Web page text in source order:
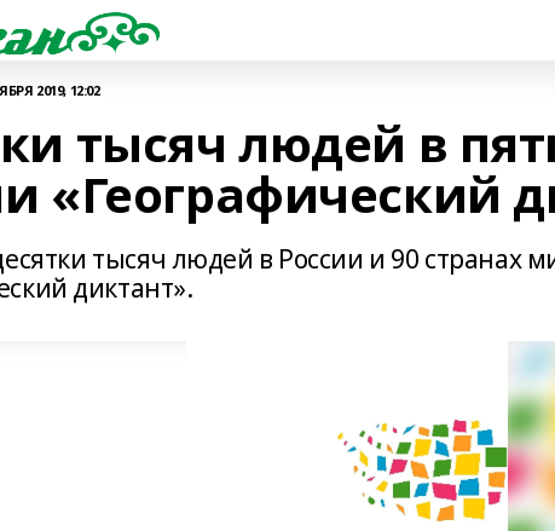
2019, 12:02
тысяч людей в
«Географический
тысяч людей в России и 90 странах
диктант».